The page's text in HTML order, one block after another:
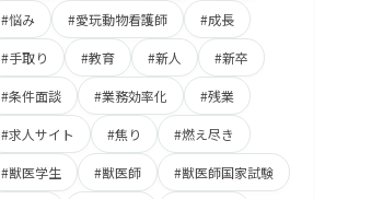
#悩み #愛玩動物看護師 #成長
#手取り #教育 #新人 #新卒
#条件面談 #業務効率化 #残業
#求人サイト #焦り #燃え尽き
#獣医学生 #獣医師 #獣医師国家試験